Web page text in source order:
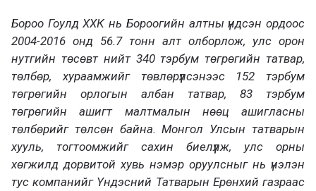
Бороо Гоулд ХХК нь Бороогийн алтны үндсэн ордоос
2004-2016 онд 56.7 тонн алт олборлож, улс орон
нутгийн төсөвт нийт 340 тэрбум төгрөгийн татвар,
төлбөр, хураамжийг төвлөрүүлсэнээс 152 тэрбум
төгрөгийн орлогын албан татвар, 83 тэрбум
төгрөгийн ашигт малтмалын нөөц ашигласны
төлбөрийг төлсөн байна. Монгол Улсын татварын
хууль, тогтоомжийг сахин биелүүлж, улс орны
хөгжилд дорвитой хувь нэмэр оруулсныг нь үнэлэн
тус компанийг Үндэсний Татварын Ерөнхий газраас